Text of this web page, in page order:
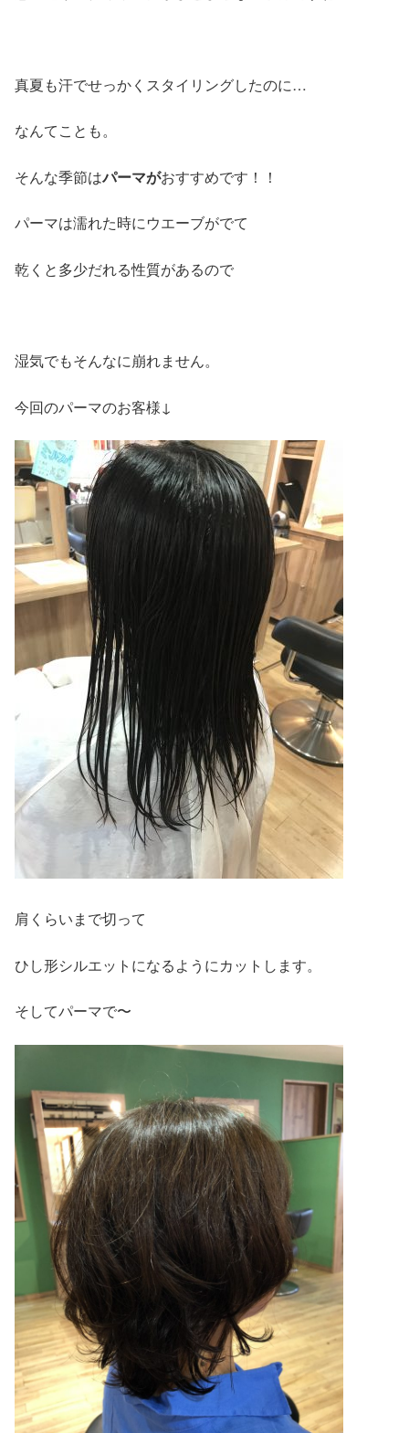
真夏も汗でせっかくスタイリングしたのに…
なんてことも。
そんな季節はパーマがおすすめです！！
パーマは濡れた時にウエーブがでて
乾くと多少だれる性質があるので
湿気でもそんなに崩れません。
今回のパーマのお客様↓
肩くらいまで切って
ひし形シルエットになるようにカットします。
そしてパーマで〜